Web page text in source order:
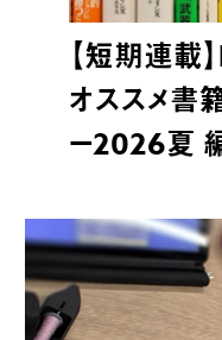
【短期連載
オススメ書
ー2026夏